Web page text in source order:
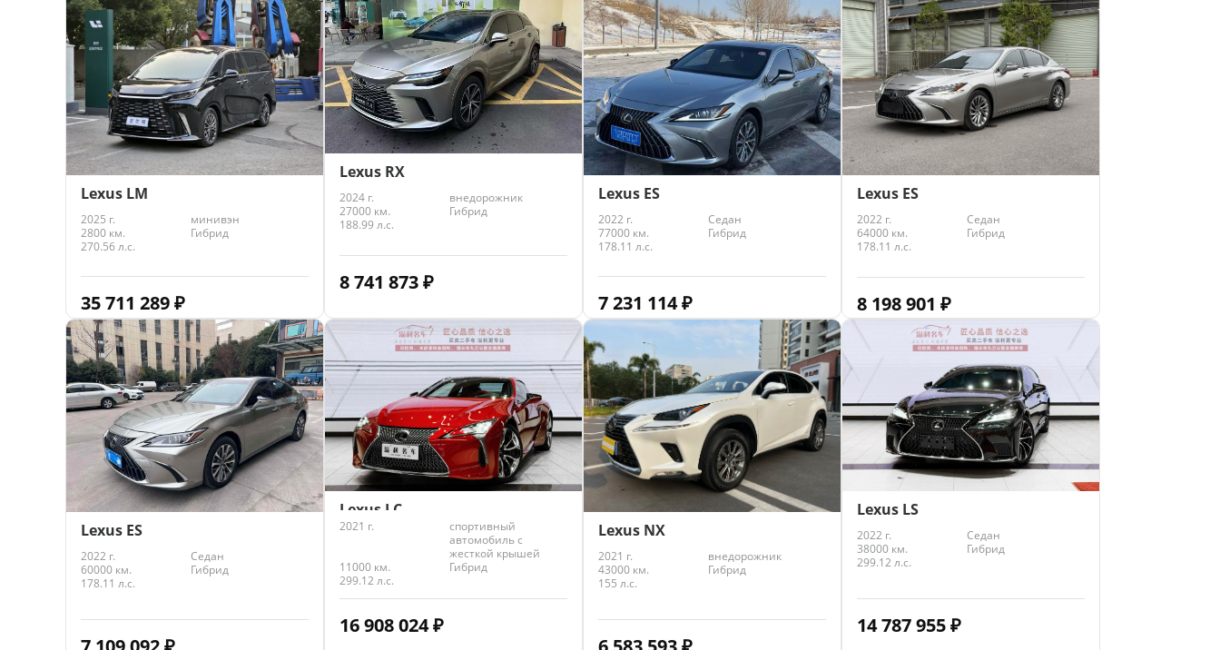
Lexus LM
2025 г.
минивэн
2800 км.
Гибрид
270.56 л.с.
35 711 289₽
Lexus RX
2024 г.
внедорожник
27000 км.
Гибрид
188.99 л.с.
8 741 873₽
Lexus ES
2022 г.
Седан
77000 км.
Гибрид
178.11 л.с.
7 231 114₽
Lexus ES
2022 г.
Седан
64000 км.
Гибрид
178.11 л.с.
8 198 901 ₽
Lexus ES
2022 г.
Седан
60000 км.
Гибрид
178.11 л.с.
Lexus LC
2021 г.
спортивный
автомобиль с
жесткой крышей
11000 км.
Гибрид
299.12 л.с.
16 908 024₽
Lexus NX
2021 г.
внедорожник
43000 км.
Гибрид
155 л.с.
Lexus LS
2022 г.
Седан
38000 км.
Гибрид
299.12 л.с.
14 787 955₽